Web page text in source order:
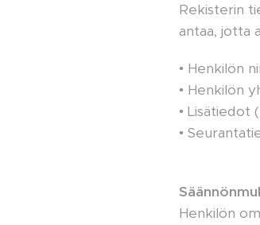
Rekisterin
antaa, jotta
• Henkilön
• Henkilön
• Lisätiedot
•
Henkilön